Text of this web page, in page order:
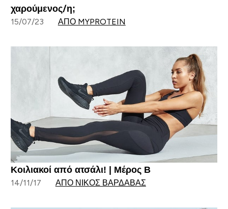
χαρούμενος/η;
15/07/23 ΑΠΌ MYPROTEIN
Κοιλιακοί από ατσάλι! | Μέρος Β
14/11/17 ΑΠΌ ΝΊΚΟΣ ΒΑΡΔΑΒΆΣ